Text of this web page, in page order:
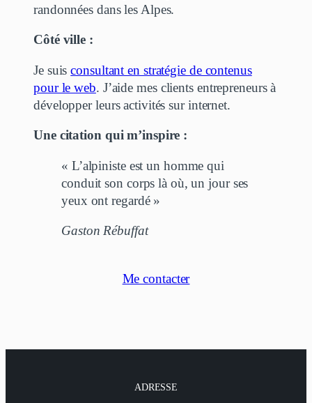
randonnées dans les Alpes.
Côté ville :
Je suisconsultant en stratégie de contenus
pour le web. J’aide mes clients entrepreneurs à
développer leurs activités sur internet.
Une citation qui m’inspire :
« L’alpiniste est un homme qui
conduit son corps là où, un jour ses
yeux ont regardé »
Gaston Rébuffat
Me contacter
ADRESSE